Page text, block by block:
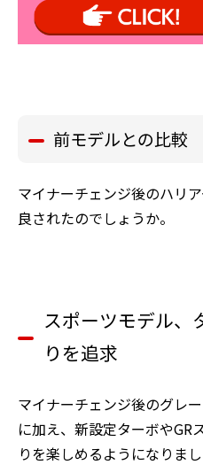
前モデルとの比較
マイナーチェンジ後のハリ
良されたのでしょうか。
スポーツモデル、
りを追求
マイナーチェンジ後のグレ
に加え、新設定ターボやGR
りを楽しめるようになりまし